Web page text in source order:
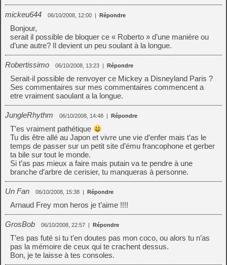
mickeu644 06/10/2008, 12:00 | Répondre
Bonjour,
serait il possible de bloquer ce « Roberto » d’une manière ou
d’une autre? Il devient un peu soulant à la longue.
Robertissimo 06/10/2008, 13:23 | Répondre
Serait-il possible de renvoyer ce Mickey a Disneyland Paris ?
Ses commentaires sur mes commentaires commencent a
etre vraiment saoulant a la longue.
JungleRhythm 06/10/2008, 14:48 | Répondre
T’es vraiment pathétique
Tu dis être allé au Japon et vivre une vie d’enfer mais t’as le
temps de passer sur un petit site d’ému francophone et gerber
ta bile sur tout le monde.
Si t’as pas mieux a faire mais putain va te pendre à une
branche d’arbre de cerisier, tu manqueras à personne.
Un Fan 06/10/2008, 15:38 | Répondre
Arnaud Frey mon heros je t’aime !!!!
GrosBob 06/10/2008, 22:57 | Répondre
T’es pas futé si tu t’en doutes pas mon coco, ou alors tu n’as
pas la mémoire de ceux qui te crachent dessus.
Bon, je te laisse à tes consoles.